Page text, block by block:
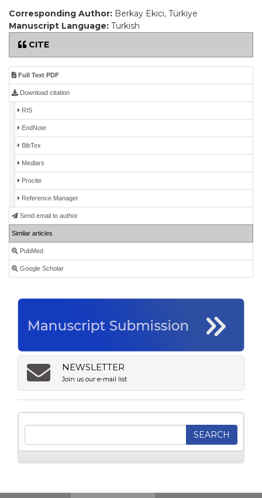
Corresponding Author: Berkay Ekici, Türkiye
Manuscript Language: Turkish
CITE
Full Text PDF
Download citation
RIS
EndNote
BibTex
Medlars
Procite
Reference Manager
Send email to author
Similar articles
PubMed
Google Scholar
NEWSLETTER
Join us our e-mail list